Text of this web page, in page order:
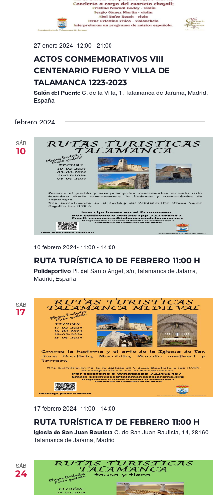
ACTOS CONMEMORATIVOS VIII
CENTENARIO FUERO Y VILLA DE
TALAMANCA 1223-2023
27 enero 2024- 12:00 -21:00
Salón del PuenteC. de la Villa, 1, Talamanca de Jarama, Madrid,
España
febrero 2024
SÁB
10
RUTA TURÍSTICA 10 DE FEBRERO 11:00 H
10 febrero 2024- 11:00 - 14:00
Polideportivo Pl. del Santo Ángel, s/n, Talamanca de Jatama,
Madrid, España
SÁB
17
RUTA TURÍSTICA 17 DE FEBRERO 11:00 H
17 febrero 2024- 11:00 - 14:00
Iglesia de San Juan BautistaC. de San Juan Bautista, 14, 28160
Talamanca de Jarama, Madrid
SÁB
24